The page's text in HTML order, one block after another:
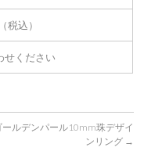
税込）
せください
ールデンパール10mm珠デザイ
ンリング →